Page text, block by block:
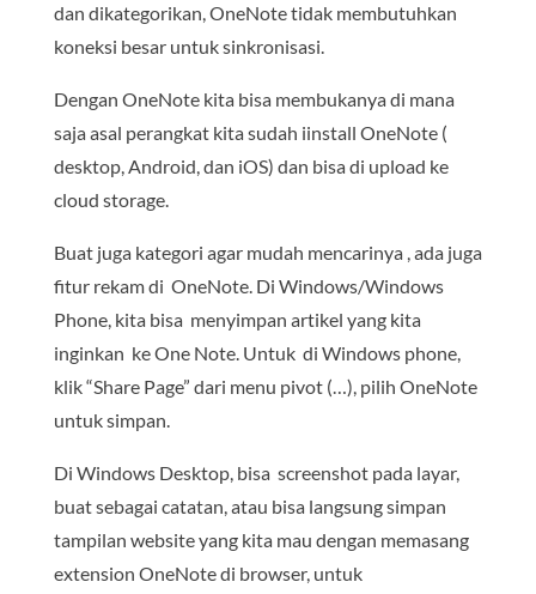
dan dikategorikan, OneNote tidak membutuhkan
koneksi besar untuk sinkronisasi.
Dengan OneNote kita bisa membukanya di mana
saja asal perangkat kita sudah iinstall OneNote (
desktop, Android, dan iOS) dan bisa di upload ke
cloud storage.
Buat juga kategori agar mudah mencarinya , ada juga
fitur rekam di OneNote. Di Windows/Windows
Phone, kita bisa menyimpan artikel yang kita
inginkan ke One Note. Untuk di Windows phone,
klik “Share Page” dari menu pivot (…), pilih OneNote
untuk simpan.
Di Windows Desktop, bisa screenshot pada layar,
buat sebagai catatan, atau bisa langsung simpan
tampilan website yang kita mau dengan memasang
extension OneNote di browser, untuk